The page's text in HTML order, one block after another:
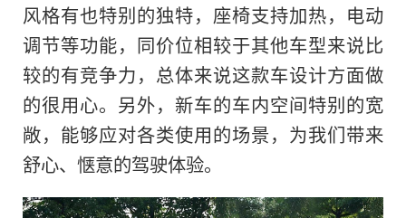
风格有也特别的独特，座椅支持加热，电动
调节等功能，同价位相较于其他车型来说比
较的有竞争力，总体来说这款车设计方面做
的很用心。另外，新车的车内空间特别的宽
敞，能够应对各类使用的场景，为我们带来
舒心、惬意的驾驶体验。